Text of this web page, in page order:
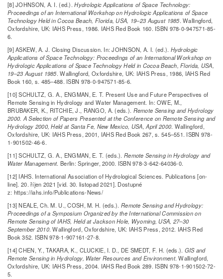
[8] JOHNSON, A. I. (ed.).Hydrologic Applications of Space Technology:
Proceedings of an International Workshop on Hydrologic Applications of Space
Technology Held in Cocoa Beach, Florida, USA, 19–23 August 1985. Wallingford,
Oxfordshire, UK: IAHS Press, 1986. IAHS Red Book 160. ISBN 978-0-947571-85-
6.
[9] ASKEW, A. J. Closing Discussion. In: JOHNSON, A. I. (ed.). Hydrologic
Applications of Space Technology: Proceedings of an International Workshop on
Hydrologic Applications of Space Technology Held in Cocoa Beach, Florida, USA,
19–23 August 1985. Wallingford, Oxfordshire, UK: IAHS Press, 1986, IAHS Red
Book 160, s. 485–488. ISBN 978-0-947571-85-6.
[10] SCHULTZ, G. A., ENGMAN, E. T. Present Use and Future Perspectives of
Remote Sensing in Hydrology and Water Management. In: OWE, M.,
BRUBAKER, K., RITCHIE, J., RANGO, A. (eds.). Remote Sensing and Hydrology
2000. A Selection of Papers Presented at the Conference on Remote Sensing and
Hydrology 2000, Held at Santa Fe, New Mexico, USA, April 2000. Wallingford,
Oxfordshire, UK: IAHS Press, 2001, IAHS Red Book 267, s. 545–551. ISBN 978-
1-901502-46-6.
[11] SCHULTZ, G. A., ENGMAN, E. T. (eds.).Remote Sensing in Hydrology and
Water Management. Berlin: Springer, 2000. ISBN 978-3-642-64036-0.
[12] IAHS. International Association of Hydrological Sciences. Publications [on-
line]. 20. říjen 2021 [vid. 30. listopad 2021]. Dostupné
z: https://iahs.info/Publications-News/
[13] NEALE, Ch. M. U., COSH, M. H. (eds.).Remote Sensing and Hydrology:
Proceedings of a Symposium Organized by the International Commission on
Remote Sensing of IAHS, Held at Jackson Hole, Wyoming, USA, 27–30
September 2010. Wallingford, Oxfordshire, UK: IAHS Press, 2012. IAHS Red
Book 352. ISBN 978-1-907161-27-8.
[14] CHEN, Y., TAKARA, K., CLUCKIE, I. D., DE SMEDT, F. H. (eds.). GIS and
Remote Sensing in Hydrology, Water Resources and Environment. Wallingford,
Oxfordshire, UK: IAHS Press, 2004. IAHS Red Book 289. ISBN 978-1-901502-72-
5.